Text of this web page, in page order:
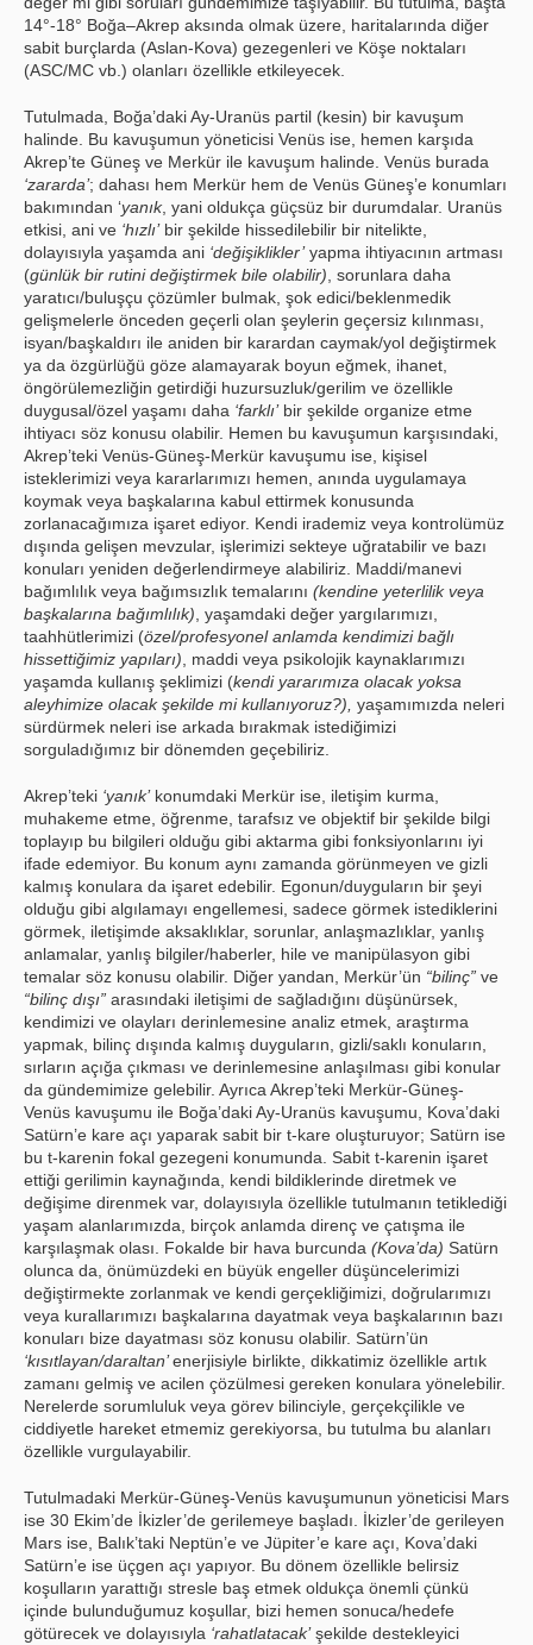
14°-18° Boğa–Akrep aksında olmak üzere, haritalarında diğer
sabit burçlarda (Aslan-Kova) gezegenleri ve Köşe noktaları
(ASC/MC vb.) olanları özellikle etkileyecek.
Tutulmada, Boğa’daki Ay-Uranüs partil (kesin) bir kavuşum
halinde. Bu kavuşumun yöneticisi Venüs ise, hemen karşıda
Akrep’te Güneş ve Merkür ile kavuşum halinde. Venüs burada
‘zararda’; dahası hem Merkür hem de Venüs Güneş’e konumları
bakımından ‘yanık, yani oldukça güçsüz bir durumdalar. Uranüs
etkisi, ani ve ‘hızlı’bir şekilde hissedilebilir bir nitelikte,
dolayısıyla yaşamda ani ‘değişiklikler’yapma ihtiyacının artması
(günlük bir rutini değiştirmek bile olabilir) , sorunlara daha
yaratıcı/buluşçu çözümler bulmak, şok edici/beklenmedik
gelişmelerle önceden geçerli olan şeylerin geçersiz kılınması,
isyan/başkaldırı ile aniden bir karardan caymak/yol değiştirmek
ya da özgürlüğü göze alamayarak boyun eğmek, ihanet,
öngörülemezliğin getirdiği huzursuzluk/gerilim ve özellikle
duygusal/özel yaşamı daha ‘farklı’bir şekilde organize etme
ihtiyacı söz konusu olabilir. Hemen bu kavuşumun karşısındaki,
Akrep’teki Venüs-Güneş-Merkür kavuşumu ise, kişisel
isteklerimizi veya kararlarımızı hemen, anında uygulamaya
koymak veya başkalarına kabul ettirmek konusunda
zorlanacağımıza işaret ediyor. Kendi irademiz veya kontrolümüz
dışında gelişen mevzular, işlerimizi sekteye uğratabilir ve bazı
konuları yeniden değerlendirmeye alabiliriz. Maddi/manevi
bağımlılık veya bağımsızlık temalarını (kendine yeterlilik veya
başkalarına bağımlılık) , yaşamdaki değer yargılarımızı,
taahhütlerimizi (özel/profesyonel anlamda kendimizi bağlı
hissettiğimiz yapıları) , maddi veya psikolojik kaynaklarımızı
yaşamda kullanış şeklimizi (kendi yararımıza olacak yoksa
aleyhimize olacak şekilde mi kullanıyoruz?), yaşamımızda neleri
sürdürmek neleri ise arkada bırakmak istediğimizi
sorguladığımız bir dönemden geçebiliriz.
Akrep’teki ‘yanık’konumdaki Merkür ise, iletişim kurma,
muhakeme etme, öğrenme, tarafsız ve objektif bir şekilde bilgi
toplayıp bu bilgileri olduğu gibi aktarma gibi fonksiyonlarını iyi
ifade edemiyor. Bu konum aynı zamanda görünmeyen ve gizli
kalmış konulara da işaret edebilir. Egonun/duyguların bir şeyi
olduğu gibi algılamayı engellemesi, sadece görmek istediklerini
görmek, iletişimde aksaklıklar, sorunlar, anlaşmazlıklar, yanlış
anlamalar, yanlış bilgiler/haberler, hile ve manipülasyon gibi
temalar söz konusu olabilir. Diğer yandan, Merkür’ün “bilinç” ve
“bilinç dışı” arasındaki iletişimi de sağladığını düşünürsek,
kendimizi ve olayları derinlemesine analiz etmek, araştırma
yapmak, bilinç dışında kalmış duyguların, gizli/saklı konuların,
sırların açığa çıkması ve derinlemesine anlaşılması gibi konular
da gündemimize gelebilir. Ayrıca Akrep’teki Merkür-Güneş-
Venüs kavuşumu ile Boğa’daki Ay-Uranüs kavuşumu, Kova’daki
Satürn’e kare açı yaparak sabit bir t-kare oluşturuyor; Satürn ise
bu t-karenin fokal gezegeni konumunda. Sabit t-karenin işaret
ettiği gerilimin kaynağında, kendi bildiklerinde diretmek ve
değişime direnmek var, dolayısıyla özellikle tutulmanın tetiklediği
yaşam alanlarımızda, birçok anlamda direnç ve çatışma ile
karşılaşmak olası. Fokalde bir hava burcunda (Kova’da) Satürn
olunca da, önümüzdeki en büyük engeller düşüncelerimizi
değiştirmekte zorlanmak ve kendi gerçekliğimizi, doğrularımızı
veya kurallarımızı başkalarına dayatmak veya başkalarının bazı
konuları bize dayatması söz konusu olabilir. Satürn’ün
‘kısıtlayan/daraltan’enerjisiyle birlikte, dikkatimiz özellikle artık
zamanı gelmiş ve acilen çözülmesi gereken konulara yönelebilir.
Nerelerde sorumluluk veya görev bilinciyle, gerçekçilikle ve
ciddiyetle hareket etmemiz gerekiyorsa, bu tutulma bu alanları
özellikle vurgulayabilir.
Tutulmadaki Merkür-Güneş-Venüs kavuşumunun yöneticisi Mars
ise 30 Ekim’de İkizler’de gerilemeye başladı. İkizler’de gerileyen
Mars ise, Balık’taki Neptün’e ve Jüpiter’e kare açı, Kova’daki
Satürn’e ise üçgen açı yapıyor. Bu dönem özellikle belirsiz
koşulların yarattığı stresle baş etmek oldukça önemli çünkü
içinde bulunduğumuz koşullar, bizi hemen sonuca/hedefe
götürecek ve dolayısıyla ‘rahatlatacak’şekilde destekleyici